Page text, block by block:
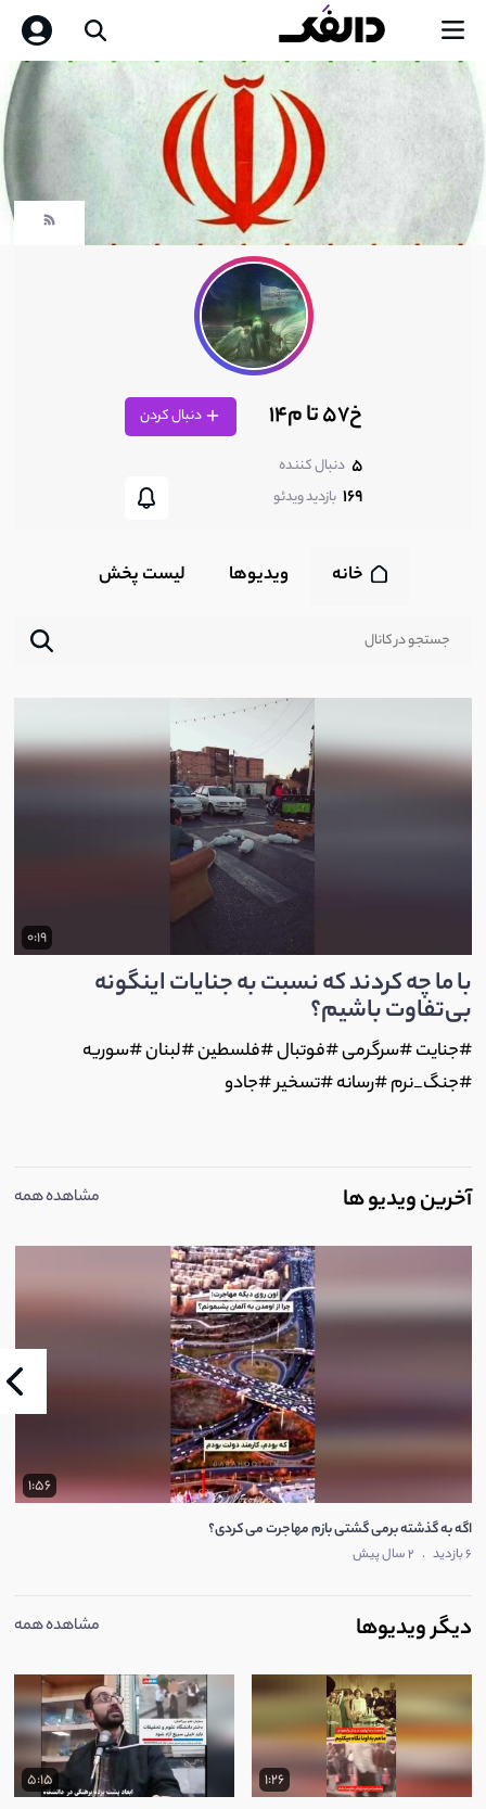
خ57 تا م14 دنبال کردن
5 دنبال کننده
169 بازدید ویدئو
خانه ویدیوها لیست پخش‌
0:19
با ما چه کردند که نسبت به جنایات اینگونه
بی‌تفاوت باشیم؟
#جنایت #سرگرمی #فوتبال #فلسطین #لبنان #سوریه
#جنگ_نرم #رسانه #تسخیر #جادو
آخرین ویدیو ها مشاهده همه
1:56
اگه به گذشته برمی گشتی بازم مهاجرت می کردی؟
6 بازدید . 2 سال پیش
دیگر ویدیوها مشاهده همه
1:26
5:15